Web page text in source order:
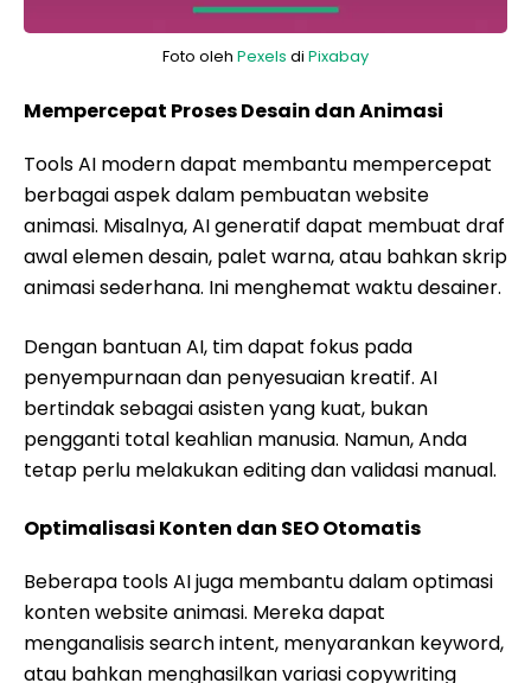
Foto oleh Pexels di Pixabay
Mempercepat Proses Desain dan Animasi
Tools AI modern dapat membantu mempercepat
berbagai aspek dalam pembuatan website
animasi. Misalnya, AI generatif dapat membuat draf
awal elemen desain, palet warna, atau bahkan skrip
animasi sederhana. Ini menghemat waktu desainer.
Dengan bantuan AI, tim dapat fokus pada
penyempurnaan dan penyesuaian kreatif. AI
bertindak sebagai asisten yang kuat, bukan
pengganti total keahlian manusia. Namun, Anda
tetap perlu melakukan editing dan validasi manual.
Optimalisasi Konten dan SEO Otomatis
Beberapa tools AI juga membantu dalam optimasi
konten website animasi. Mereka dapat
menganalisis search intent, menyarankan keyword,
atau bahkan menghasilkan variasi copywriting